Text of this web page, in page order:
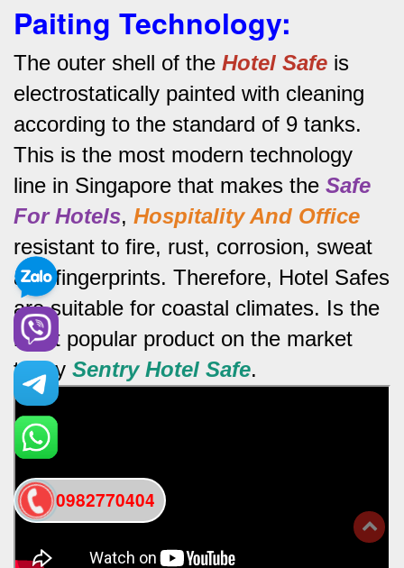
Paiting Technology:
The outer shell of the Hotel Safe is
electrostatically painted with cleaning
according to the standard of 9 tanks.
This is the most modern technology
line in Singapore that makes the Safe
For Hotels, Hospitality And Office
resistant to fire, rust, corrosion, sweat
and fingerprints. Therefore, Hotel Safes
are suitable for coastal climates. Is the
most popular product on the market
today Sentry Hotel Safe.
0982770404